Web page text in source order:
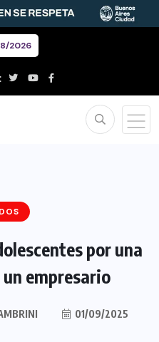
2026
por una
empresario
01/09/2025